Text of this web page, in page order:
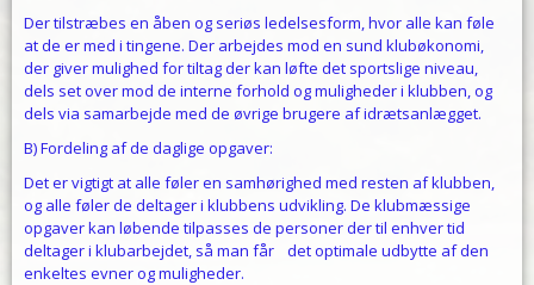
Der tilstræbes en åben og seriøs ledelsesform, hvor alle kan føle
at de er med i tingene. Der arbejdes mod en sund klubøkonomi,
der giver mulighed for tiltag der kan løfte det sportslige niveau,
dels set over mod de interne forhold og muligheder i klubben, og
dels via samarbejde med de øvrige brugere af idrætsanlægget.
B) Fordeling af de daglige opgaver:
Det er vigtigt at alle føler en samhørighed med resten af klubben,
og alle føler de deltager i klubbens udvikling. De klubmæssige
opgaver kan løbende tilpasses de personer der til enhver tid
deltager i klubarbejdet, så man får det optimale udbytte af den
enkeltes evner og muligheder.